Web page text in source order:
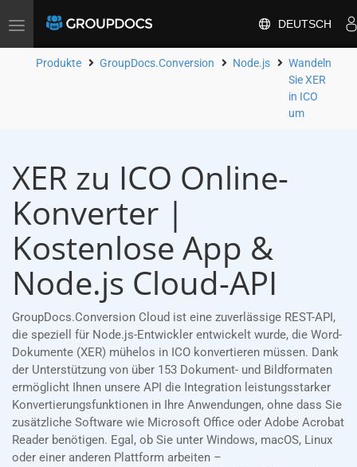
Toggle
DEUTSCH
Produkte GroupDocs.Conversion Node.js
Wandeln
Sie XER
in ICO
um
XER zu ICO Online-
Konverter |
Kostenlose App &
Node.js Cloud-API
GroupDocs.Conversion Cloud ist eine zuverlässige REST-API,
die speziell für Node.js-Entwickler entwickelt wurde, die Word-
Dokumente (XER) mühelos in ICO konvertieren müssen. Dank
der Unterstützung von über 153 Dokument- und Bildformaten
ermöglicht Ihnen unsere API die Integration leistungsstarker
Konvertierungsfunktionen in Ihre Anwendungen, ohne dass Sie
zusätzliche Software wie Microsoft Office oder Adobe Acrobat
Reader benötigen. Egal, ob Sie unter Windows, macOS, Linux
oder einer anderen Plattform arbeiten –